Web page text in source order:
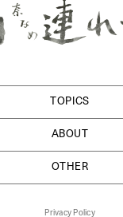
TOPICS
ABOUT
OTHER
Privacy Policy